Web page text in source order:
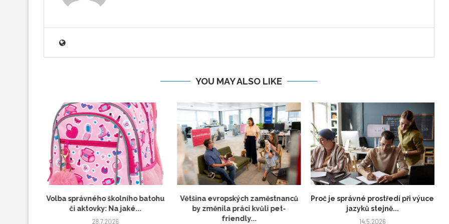
YOU MAY ALSO LIKE
Volba správného školního batohu
či aktovky: Na jaké...
28.7.2026
Většina evropských zaměstnanců
by změnila práci kvůli pet-
friendly...
Proč je správné prostředí při výuce
jazyků stejně...
14.5.2026